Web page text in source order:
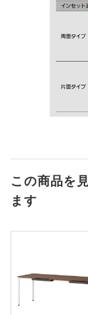
この商品を
ます